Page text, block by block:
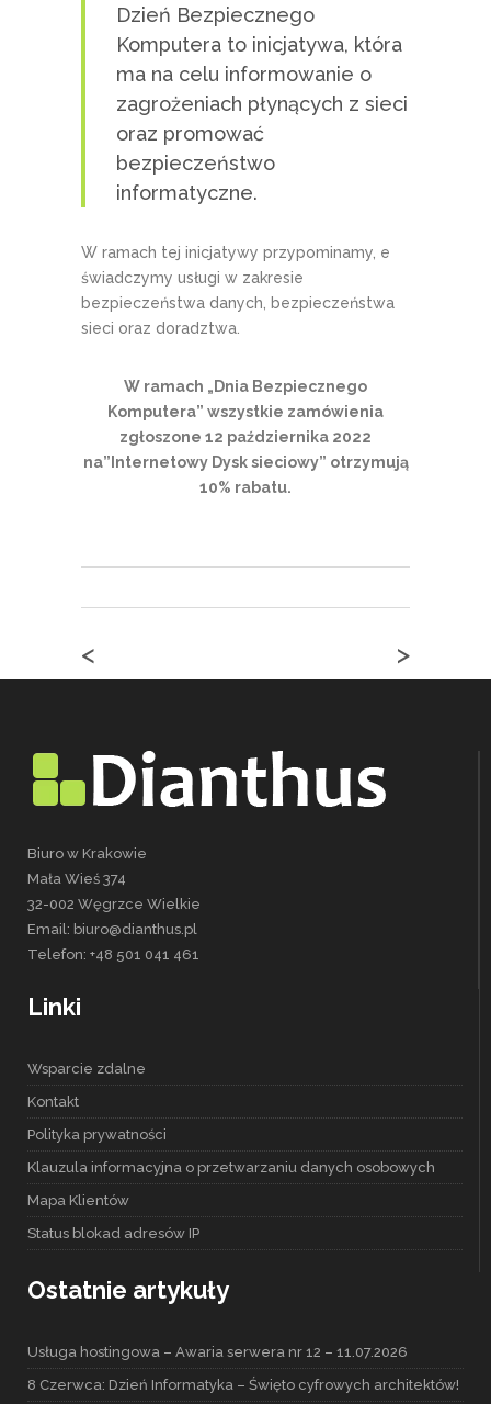
Dzień Bezpiecznego
Komputera to inicjatywa, która
ma na celu informowanie o
zagrożeniach płynących z sieci
oraz promować
bezpieczeństwo
informatyczne.
W ramach tej inicjatywy przypominamy, e
świadczymy usługi w zakresie
bezpieczeństwa danych, bezpieczeństwa
sieci oraz doradztwa.
W ramach „Dnia Bezpiecznego
Komputera” wszystkie zamówienia
zgłoszone 12 października 2022
na”Internetowy Dysk sieciowy” otrzymują
10% rabatu.
< >
Biuro w Krakowie
Mała Wieś 374
32-002 Węgrzce Wielkie
Email: biuro@dianthus.pl
Telefon: +48 501 041 461
Linki
Wsparcie zdalne
Kontakt
Polityka prywatności
Klauzula informacyjna o przetwarzaniu danych osobowych
Mapa Klientów
Status blokad adresów IP
Ostatnie artykuły
Usługa hostingowa – Awaria serwera nr 12 – 11.07.2026
8 Czerwca: Dzień Informatyka – Święto cyfrowych architektów!